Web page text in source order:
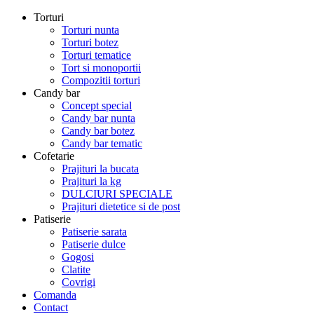
Torturi
Torturi nunta
Torturi botez
Torturi tematice
Tort si monoportii
Compozitii torturi
Candy bar
Concept special
Candy bar nunta
Candy bar botez
Candy bar tematic
Cofetarie
Prajituri la bucata
Prajituri la kg
DULCIURI SPECIALE
Prajituri dietetice si de post
Patiserie
Patiserie sarata
Patiserie dulce
Gogosi
Clatite
Covrigi
Comanda
Contact